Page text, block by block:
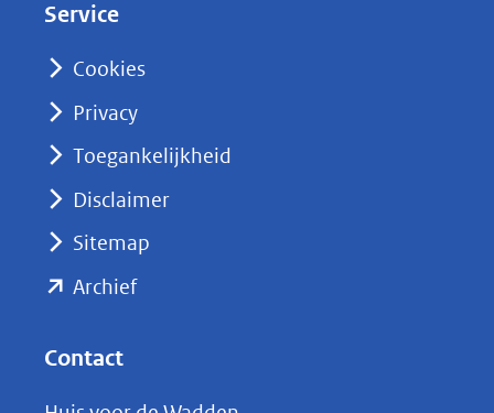
nieuw
naar
Service
Cookies
Privacy
Toegankelijkheid
Disclaimer
Sitemap
Archief(opent
Contact